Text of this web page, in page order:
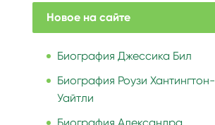
Новое на сайте
Биография Джессика Бил
Биография Роузи Хантингтон-
Уайтли